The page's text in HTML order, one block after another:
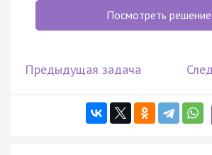
Посмотреть решение
Предыдущая задача